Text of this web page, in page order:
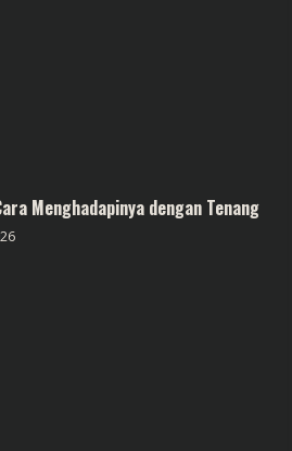
Menghadapinya dengan Tenang